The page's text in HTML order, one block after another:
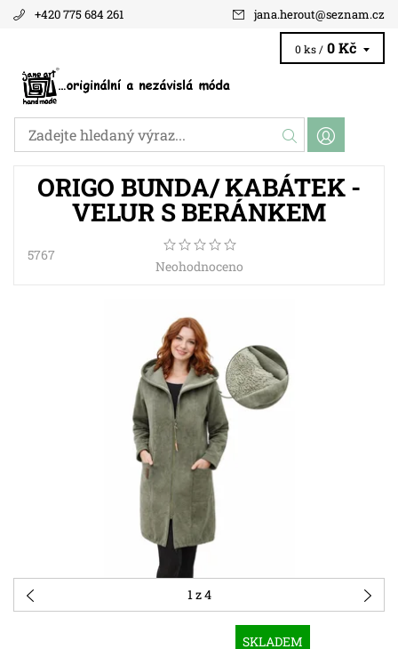
+420 775 684 261 jana.herout@seznam.cz
0 ks / 0 Kč
ORIGO BUNDA/ KABÁTEK -
VELUR S BERÁNKEM
5767
Neohodnoceno
1z 4
SKLADEM